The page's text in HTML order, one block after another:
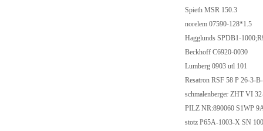
Spieth MSR 150.3
norelem 07590-128*1.5
Hagglunds SPDB1-
Beckhoff C6920-0030
Lumberg 0903 utl 101
Resatron RSF 58 P 26-3-
schmalenberger ZHT VI
PILZ NR:890060 S1WP
stotz P65A-1003-X SN